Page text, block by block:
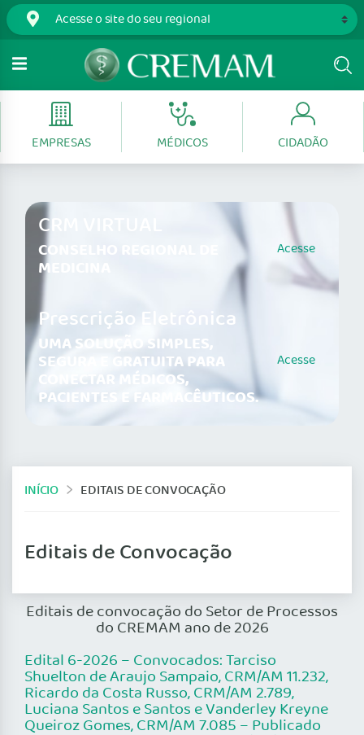
EMPRESAS MÉDICOS CIDADÃO
CRM VIRTUAL
CONSELHO REGIONAL DE
MEDICINA
Acesse
Prescrição Eletrônica
UMA SOLUÇÃO SIMPLES,
SEGURA E GRATUITA PARA
CONECTAR MÉDICOS,
PACIENTES E FARMACÊUTICOS.
Acesse
INÍCIO EDITAIS DE CONVOCAÇÃO
Editais de Convocação
Editais de convocação do Setor de Processos
do CREMAM ano de 2026
Edital 6-2026 – Convocados: Tarciso
Shuelton de Araujo Sampaio, CRM/AM 11.232,
Ricardo da Costa Russo, CRM/AM 2.789,
Luciana Santos e Santos e Vanderley Kreyne
Queiroz Gomes, CRM/AM 7.085 – Publicado